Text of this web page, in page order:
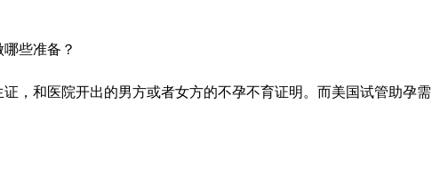
些准备？
，和医院开出的男方或者女方的不孕不育证明。而美国试管助孕需